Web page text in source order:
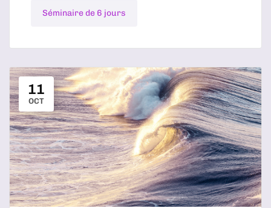
Séminaire de 6 jours
11
OCT